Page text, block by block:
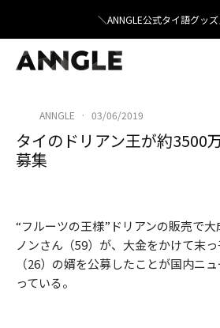
＼ANNGLE公式タイ語グッ
ANNGLE · 03/06/2019
タイのドリアン王が約3500
募集
“フルーツの王様”ドリアンの販売で
ノンさん（59）が、大金をかけて末
（26）の婿を公募したことが国内ニ
っている。